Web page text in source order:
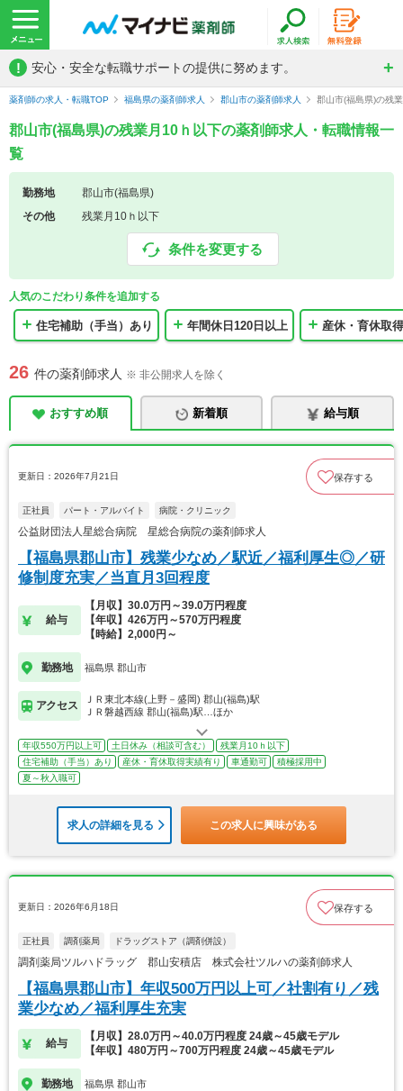
! 安心・安全な転職サポートの提供に努めます。
薬剤師の求人・転職TOP 福島県の薬剤師求人 郡山市の薬剤師求人 郡山市(福島県)の残
郡山市(福島県)の残業月10ｈ以下の薬剤師求人・転職情報一
覧
勤務地
郡山市(福島県)
その他
残業月10ｈ以下
条件を変更する
人気のこだわり条件を追加する
住宅補助（手当）あり 年間休日120日以上 産休・育休取
26 件の薬剤師求人 ※ 非公開求人を除く
おすすめ順 新着順 給与順
更新日：2026年7月21日 保存する
正社員 パート・アルバイト 病院・クリニック
公益財団法人星総合病院 星総合病院の薬剤師求人
【福島県郡山市】残業少なめ／駅近／福利厚生◎／研
修制度充実／当直月3回程度
給与
【月収】30.0万円～39.0万円程度
【年収】426万円～570万円程度
【時給】2,000円～
勤務地 福島県 郡山市
アクセス
ＪＲ東北本線(上野－盛岡) 郡山(福島)駅
ＪＲ磐越西線 郡山(福島)駅…ほか
年収550万円以上可 土日休み（相談可含む）
残業月10ｈ以下
住宅補助（手当）あり
産休・育休取得実績有り 車通勤可
積極採用中
夏～秋入職可
求人の詳細を見る この求人に興味がある
更新日：2026年6月18日 保存する
正社員 調剤薬局 ドラッグストア（調剤併設）
調剤薬局ツルハドラッグ 郡山安積店 株式会社ツルハの薬剤師求人
【福島県郡山市】年収500万円以上可／社割有り／残
業少なめ／福利厚生充実
給与
【月収】28.0万円～40.0万円程度 24歳～45歳モデル
【年収】480万円～700万円程度 24歳～45歳モデル
勤務地 福島県 郡山市